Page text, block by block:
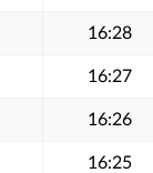
16:28
16:27
16:26
16:25